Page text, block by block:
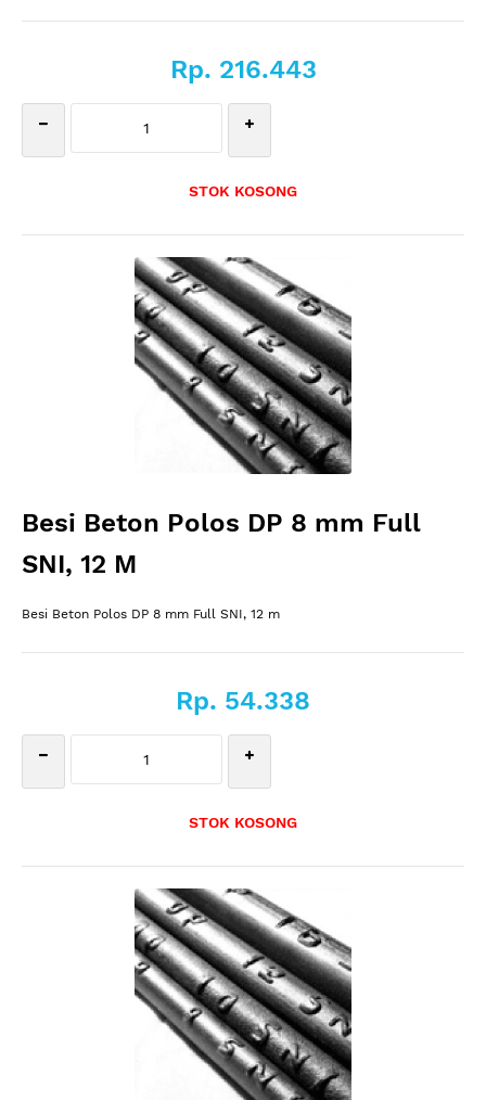
Rp. 216.443
STOK KOSONG
Besi Beton Polos DP 8 mm Full
SNI, 12 M
Besi Beton Polos DP 8 mm Full SNI, 12 m
Rp. 54.338
STOK KOSONG